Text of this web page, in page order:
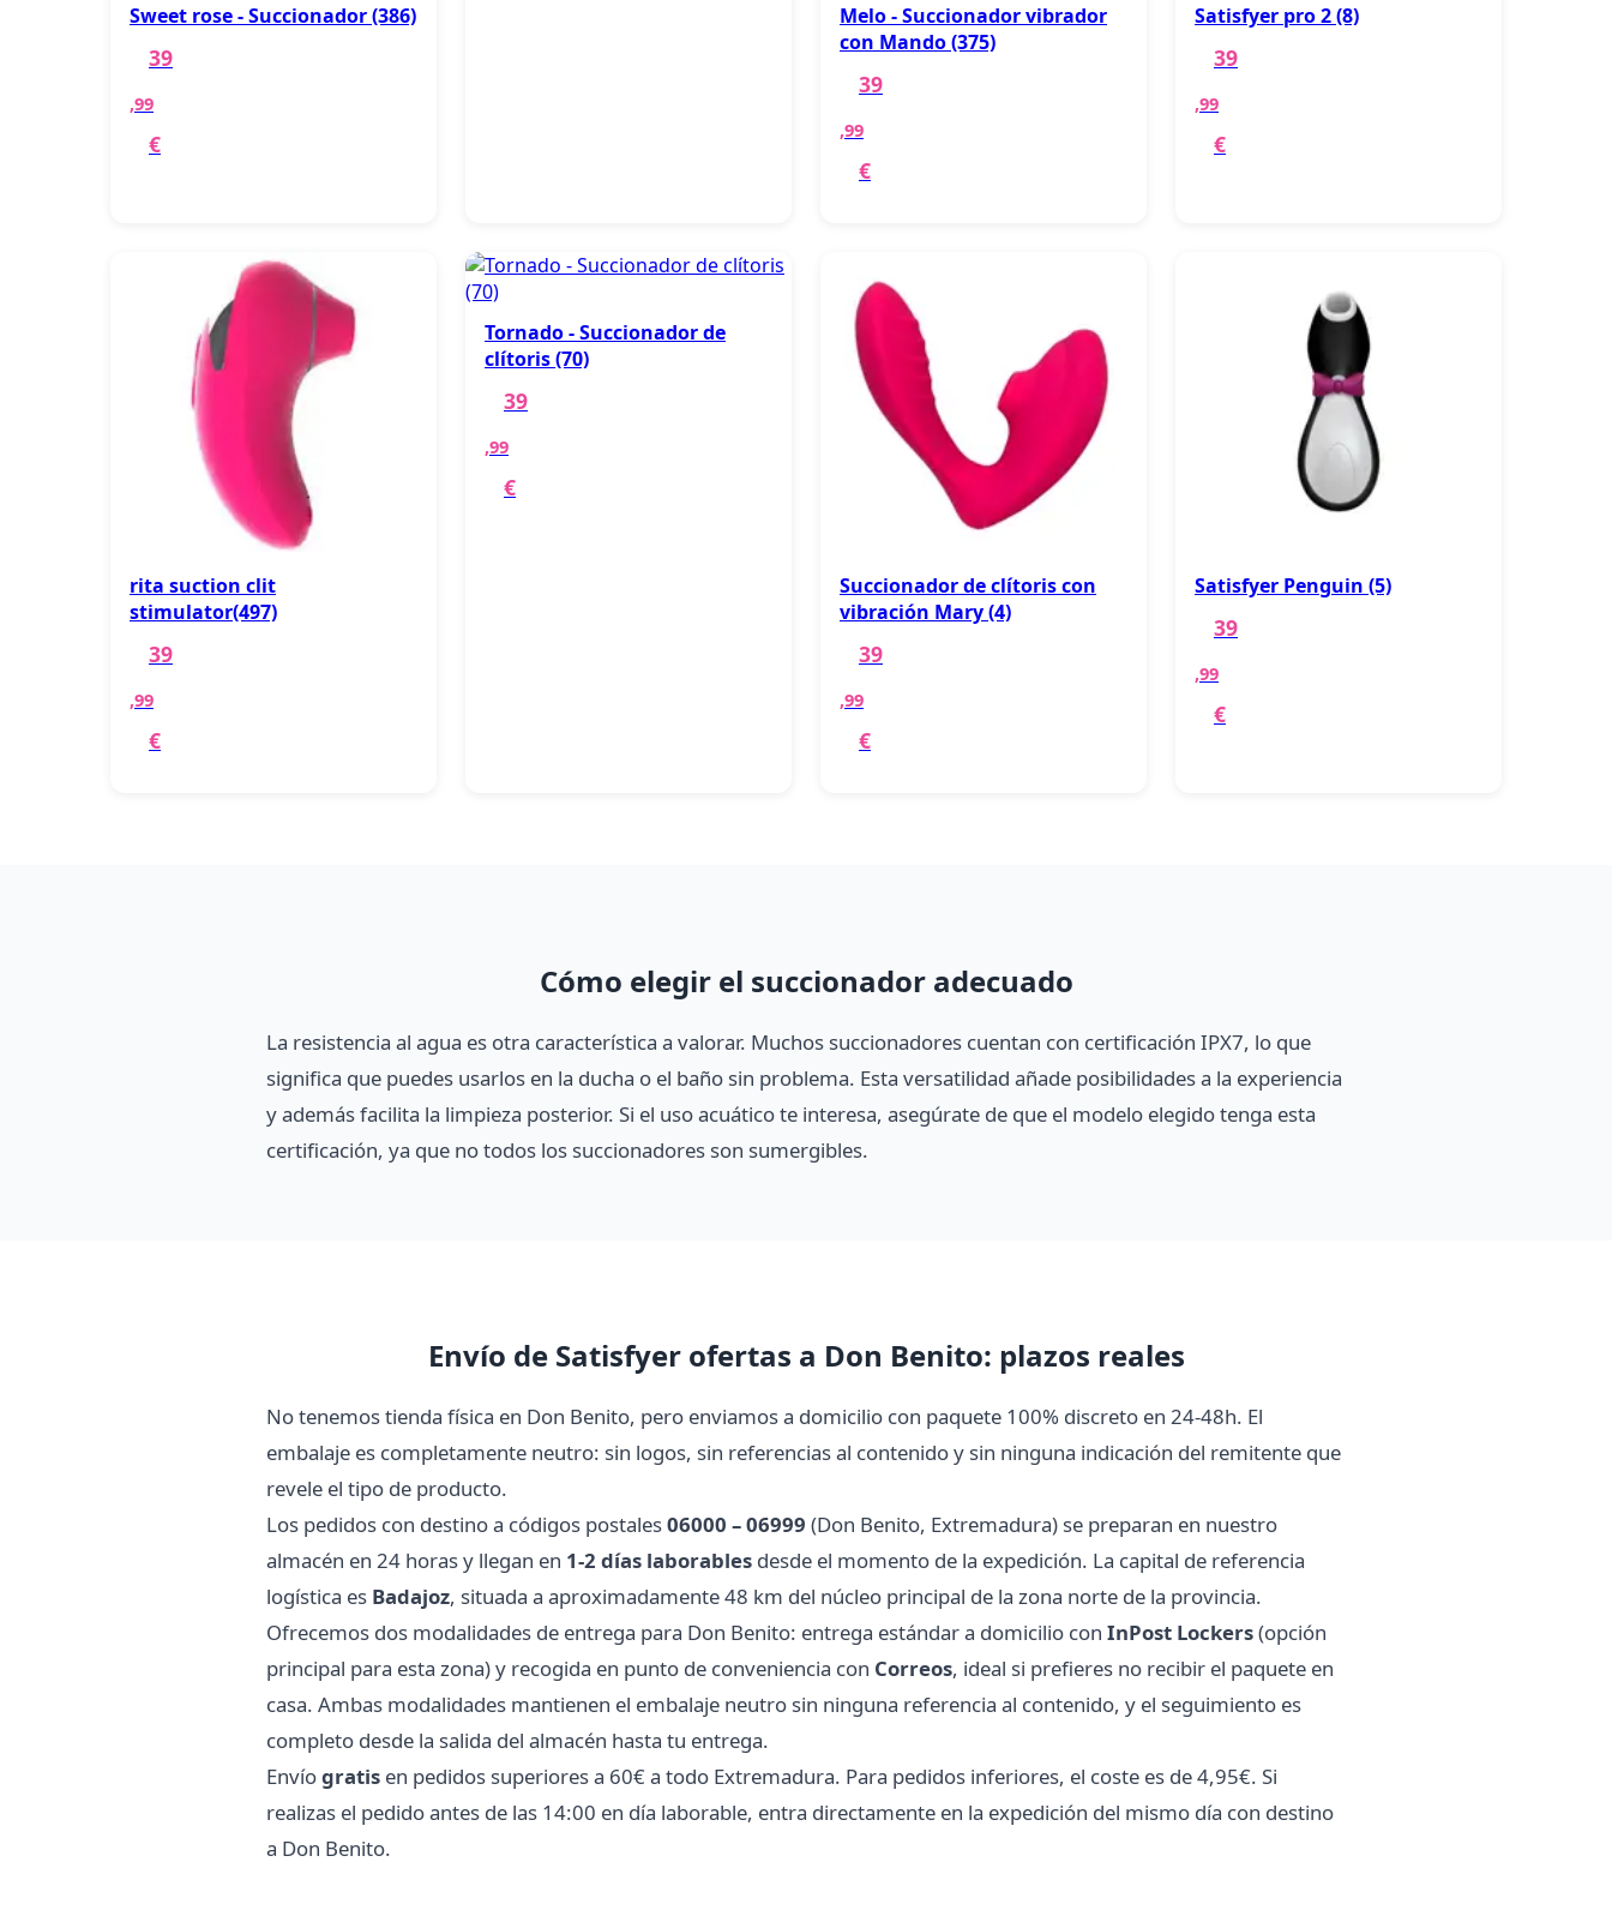
Sweet rose - Succionador (386)
39
,99
€
Melo - Succionador vibrador
con Mando (375)
39
,99
€
Satisfyer pro 2 (8)
39
,99
€
rita suction clit
stimulator(497)
39
,99
€
Tornado - Succionador de
clítoris (70)
39
,99
€
Succionador de clítoris con
vibración Mary (4)
39
,99
€
Satisfyer Penguin (5)
39
,99
€
Cómo elegir el succionador adecuado
La resistencia al agua es otra característica a valorar. Muchos succionadores cuentan con certificación IPX7, lo que
significa que puedes usarlos en la ducha o el baño sin problema. Esta versatilidad añade posibilidades a la experiencia
y además facilita la limpieza posterior. Si el uso acuático te interesa, asegúrate de que el modelo elegido tenga esta
certificación, ya que no todos los succionadores son sumergibles.
Envío de Satisfyer ofertas a Don Benito: plazos reales
No tenemos tienda física en Don Benito, pero enviamos a domicilio con paquete 100% discreto en 24-48h. El
embalaje es completamente neutro: sin logos, sin referencias al contenido y sin ninguna indicación del remitente que
revele el tipo de producto.
Los pedidos con destino a códigos postales06000 – 06999 (Don Benito, Extremadura) se preparan en nuestro
almacén en 24 horas y llegan en 1-2 días laborables desde el momento de la expedición. La capital de referencia
logística es Badajoz, situada a aproximadamente 48 km del núcleo principal de la zona norte de la provincia.
Ofrecemos dos modalidades de entrega para Don Benito: entrega estándar a domicilio con InPost Lockers(opción
principal para esta zona) y recogida en punto de conveniencia con Correos, ideal si prefieres no recibir el paquete en
casa. Ambas modalidades mantienen el embalaje neutro sin ninguna referencia al contenido, y el seguimiento es
completo desde la salida del almacén hasta tu entrega.
Envíogratis en pedidos superiores a 60€ a todo Extremadura. Para pedidos inferiores, el coste es de 4,95€. Si
realizas el pedido antes de las 14:00 en día laborable, entra directamente en la expedición del mismo día con destino
a Don Benito.